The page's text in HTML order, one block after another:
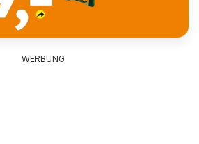
WERBUNG